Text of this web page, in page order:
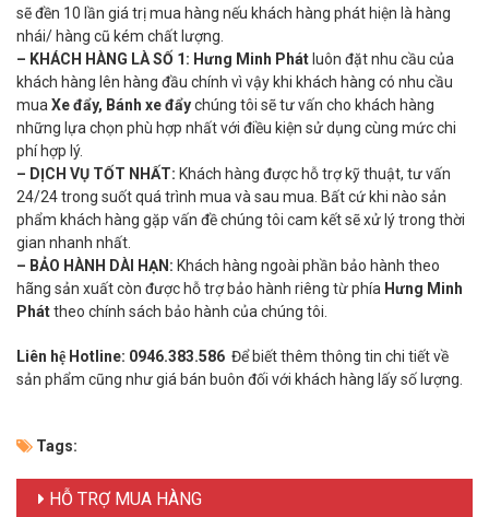
sẽ đền 10 lần giá trị mua hàng nếu khách hàng phát hiện là hàng
nhái/ hàng cũ kém chất lượng.
– KHÁCH HÀNG LÀ SỐ 1: Hưng Minh Phát luôn đặt nhu cầu của
khách hàng lên hàng đầu chính vì vậy khi khách hàng có nhu cầu
mua Xe đẩy, Bánh xe đẩychúng tôi sẽ tư vấn cho khách hàng
những lựa chọn phù hợp nhất với điều kiện sử dụng cùng mức chi
phí hợp lý.
– DỊCH VỤ TỐT NHẤT: Khách hàng được hỗ trợ kỹ thuật, tư vấn
24/24 trong suốt quá trình mua và sau mua. Bất cứ khi nào sản
phẩm khách hàng gặp vấn đề chúng tôi cam kết sẽ xử lý trong thời
gian nhanh nhất.
– BẢO HÀNH DÀI HẠN: Khách hàng ngoài phần bảo hành theo
hãng sản xuất còn được hỗ trợ bảo hành riêng từ phía Hưng Minh
Pháttheo chính sách bảo hành của chúng tôi.
Liên hệ Hotline: 0946.383.586 Để biết thêm thông tin chi tiết về
sản phẩm cũng như giá bán buôn đối với khách hàng lấy số lượng.
Tags:
HỖ TRỢ MUA HÀNG